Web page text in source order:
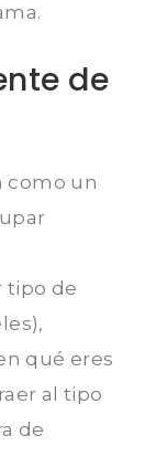
de
como un
tipo de
qué eres
al tipo
de